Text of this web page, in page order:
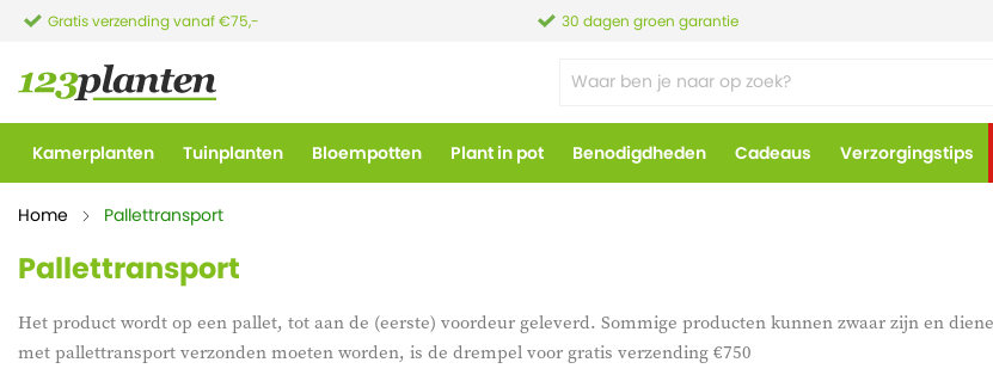
Gratis verzending vanaf €75,- 30 dagen groen garantie
Kamerplanten Tuinplanten Bloempotten Plant in pot Benodigdheden Cadeaus Verzorgingstips
Home Pallettransport
Pallettransport
Het product wordt op een pallet, tot aan de (eerste) voordeur geleverd. Sommige producten kunnen zwaar zijn en
met pallettransport verzonden moeten worden, is de drempel voor gratis verzending €750